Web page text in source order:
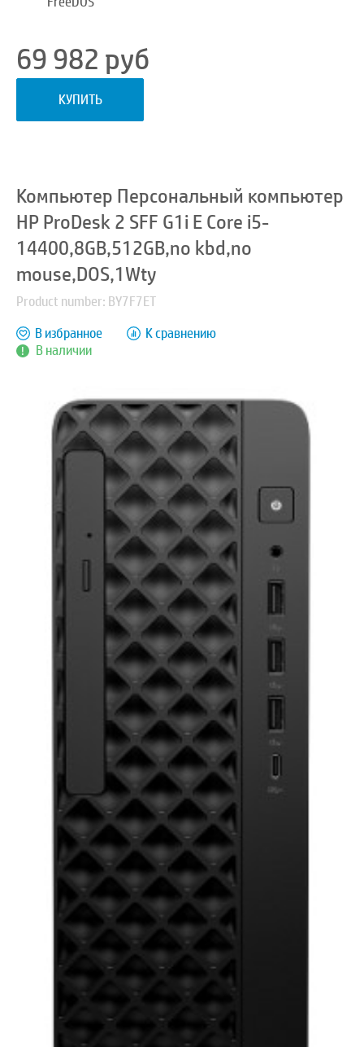
69 982 руб
КУПИТЬ
Компьютер Персональный компьютер
HP ProDesk 2 SFF G1i E Core i5-
14400,8GB,512GB,no kbd,no
mouse,DOS,1Wty
Product number: BY7F7ET
В наличии
В избранное К сравнению